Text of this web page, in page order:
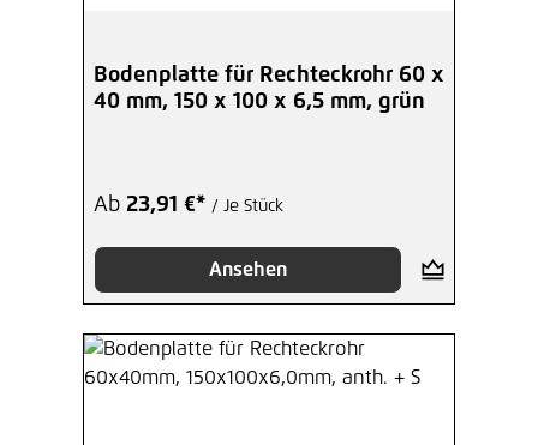
Bodenplatte für Rechteckrohr 60 x
40 mm, 150 x 100 x 6,5 mm, grün
Ab 23,91 €* / Je Stück
Ansehen